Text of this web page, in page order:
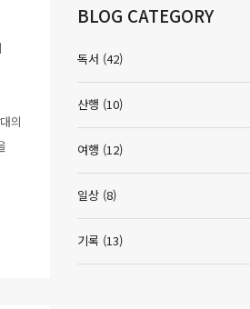
의
BLOG CATEGORY
독서 (42)
산행 (10)
여행 (12)
일상 (8)
기록 (13)